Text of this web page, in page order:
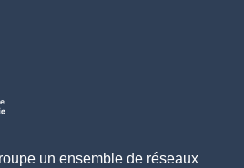
un ensemble de réseaux